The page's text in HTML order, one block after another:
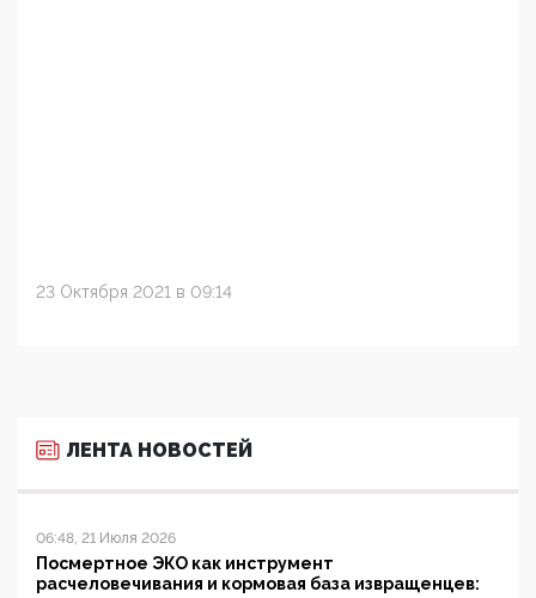
23 Октября 2021 в 09:14
ЛЕНТА НОВОСТЕЙ
06:48, 21 Июля 2026
Посмертное ЭКО как инструмент
расчеловечивания и кормовая база извращенцев: